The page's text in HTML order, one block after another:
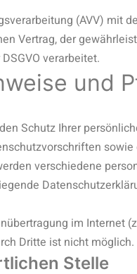
(AVV) mit
Vertrag, der
verarbeitet.
und
Schutz Ihrer
verschiedene
im Internet
Dritte ist nicht möglich.
Stelle